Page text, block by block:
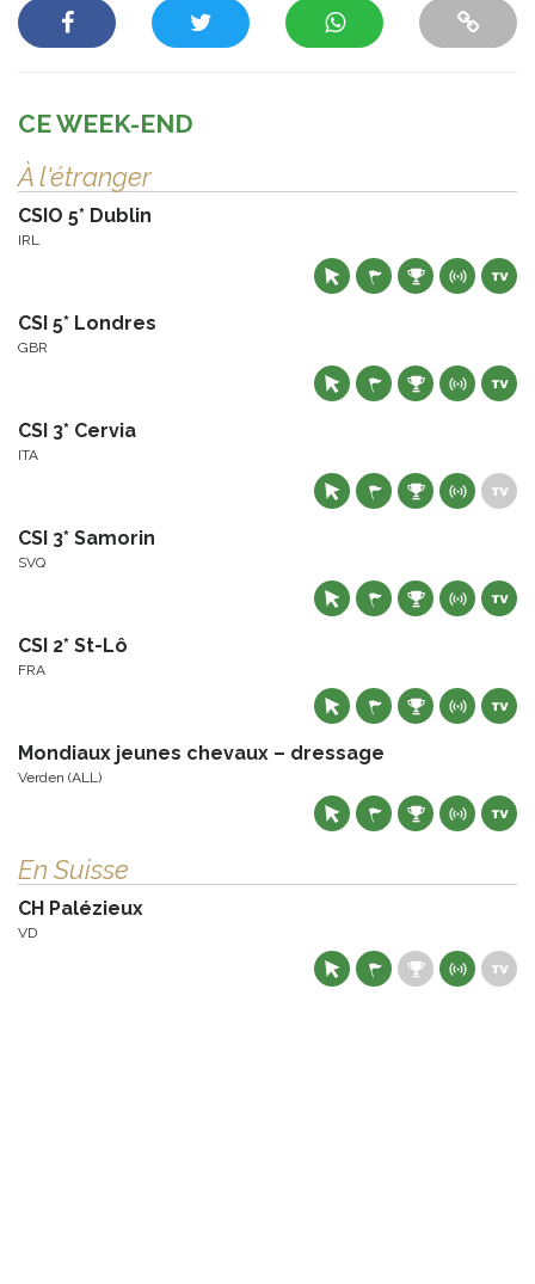
CE WEEK-END
À l'étranger
CSIO 5* Dublin
IRL
CSI 5* Londres
GBR
CSI 3* Cervia
ITA
CSI 3* Samorin
SVQ
CSI 2* St-Lô
FRA
Mondiaux jeunes chevaux – dressage
Verden (ALL)
En Suisse
CH Palézieux
VD